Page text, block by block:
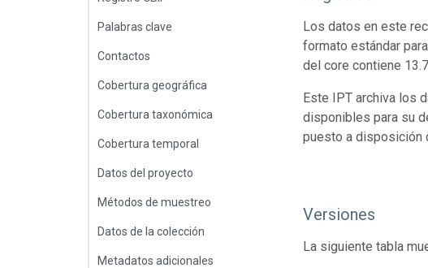
Palabras clave
Contactos
Cobertura geográfica
Cobertura taxonómica
Cobertura temporal
Datos del proyecto
Métodos de muestreo
Datos de la colección
Metadatos adicionales
Los datos en este
formato estándar
del core contiene
Este IPT archiva los
disponibles para su
puesto a disposición
Versiones
La siguiente tabla